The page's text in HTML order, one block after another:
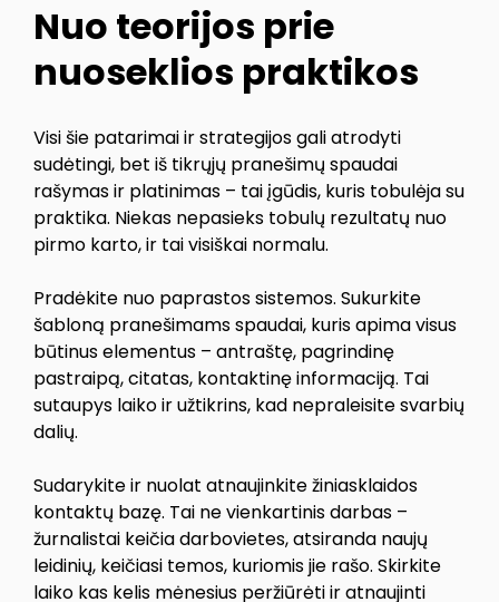
Nuo teorijos prie
nuoseklios praktikos
Visi šie patarimai ir strategijos gali atrodyti
sudėtingi, bet iš tikrųjų pranešimų spaudai
rašymas ir platinimas – tai įgūdis, kuris tobulėja su
praktika. Niekas nepasieks tobulų rezultatų nuo
pirmo karto, ir tai visiškai normalu.
Pradėkite nuo paprastos sistemos. Sukurkite
šabloną pranešimams spaudai, kuris apima visus
būtinus elementus – antraštę, pagrindinę
pastraipą, citatas, kontaktinę informaciją. Tai
sutaupys laiko ir užtikrins, kad nepraleisite svarbių
dalių.
Sudarykite ir nuolat atnaujinkite žiniasklaidos
kontaktų bazę. Tai ne vienkartinis darbas –
žurnalistai keičia darbovietes, atsiranda naujų
leidinių, keičiasi temos, kuriomis jie rašo. Skirkite
laiko kas kelis mėnesius peržiūrėti ir atnaujinti